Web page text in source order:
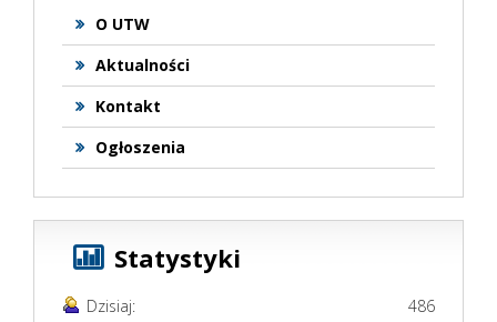
O UTW
Aktualności
Kontakt
Ogłoszenia
Statystyki
Dzisiaj:
486